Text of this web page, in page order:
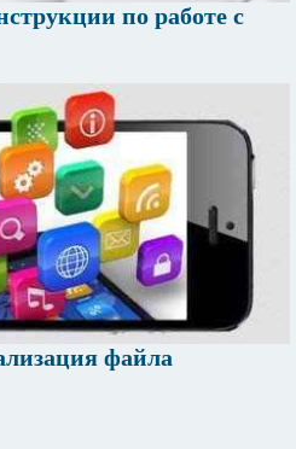
по работе с
файла